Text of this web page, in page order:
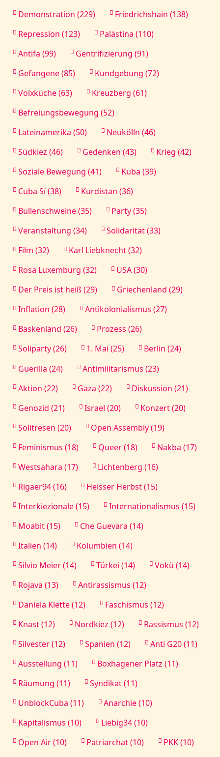
Demonstration (229)
Friedrichshain (138)
Repression (123)
Palästina (110)
Antifa (99)
Gentrifizierung (91)
Gefangene (85)
Kundgebung (72)
Volxküche (63)
Kreuzberg (61)
Befreiungsbewegung (52)
Lateinamerika (50)
Neukölln (46)
Südkiez (46)
Gedenken (43)
Krieg (42)
Soziale Bewegung (41)
Kuba (39)
Cuba Sí (38)
Kurdistan (36)
Bullenschweine (35)
Party (35)
Veranstaltung (34)
Solidarität (33)
Film (32)
Karl Liebknecht (32)
Rosa Luxemburg (32)
USA (30)
Der Preis ist heiß (29)
Griechenland (29)
Inflation (28)
Antikolonialismus (27)
Baskenland (26)
Prozess (26)
Soliparty (26)
1. Mai (25)
Berlin (24)
Guerilla (24)
Antimilitarismus (23)
Aktion (22)
Gaza (22)
Diskussion (21)
Genozid (21)
Israel (20)
Konzert (20)
Solitresen (20)
Open Assembly (19)
Feminismus (18)
Queer (18)
Nakba (17)
Westsahara (17)
Lichtenberg (16)
Rigaer94 (16)
Heisser Herbst (15)
Interkiezionale (15)
Internationalismus (15)
Moabit (15)
Che Guevara (14)
Italien (14)
Kolumbien (14)
Silvio Meier (14)
Türkei (14)
Vokü (14)
Rojava (13)
Antirassismus (12)
Daniela Klette (12)
Faschismus (12)
Knast (12)
Nordkiez (12)
Rassismus (12)
Silvester (12)
Spanien (12)
Anti G20 (11)
Ausstellung (11)
Boxhagener Platz (11)
Räumung (11)
Syndikat (11)
UnblockCuba (11)
Anarchie (10)
Kapitalismus (10)
Liebig34 (10)
Open Air (10)
Patriarchat (10)
PKK (10)